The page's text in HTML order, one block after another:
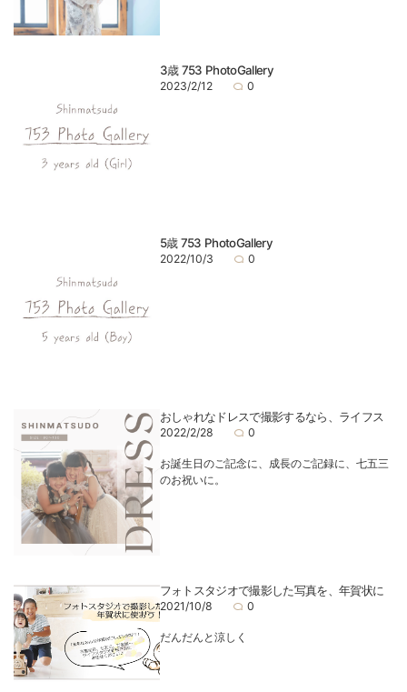
3歳 753 PhotoGallery
2023/2/12 0
5歳 753 PhotoGallery
2022/10/3 0
おしゃれなドレスで撮影するなら、ライフス
2022/2/28 0
お誕生日のご記念に、成長のご記録に、七五三
のお祝いに。
フォトスタジオで撮影した写真を、年賀状に
2021/10/8 0
だんだんと涼しく